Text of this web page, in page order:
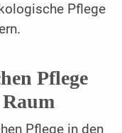
Pflege
Pflege
Pflege in den